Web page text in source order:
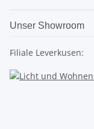
Unser Showroom
Filiale Leverkusen: